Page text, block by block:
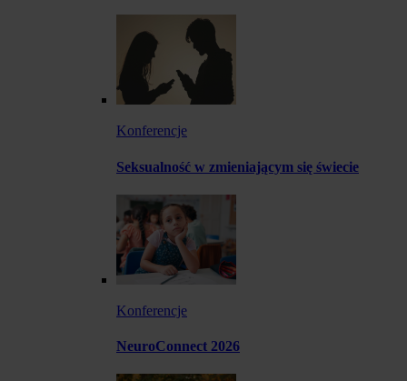
Konferencje
Seksualność w zmieniającym się świecie
Konferencje
NeuroConnect 2026